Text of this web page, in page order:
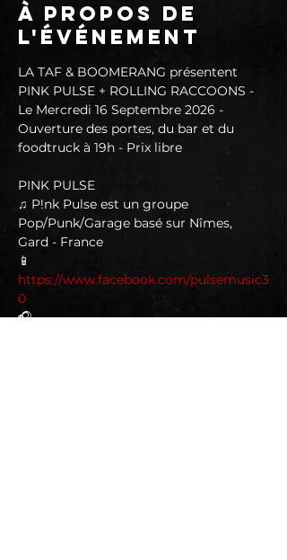
À propos de
l'événement
LA TAF & BOOMERANG présentent
PINK PULSE + ROLLING RACCOONS -
Le Mercredi 16 Septembre 2026 -
Ouverture des portes, du bar et du
foodtruck à 19h - Prix libre
PINK PULSE
♫ P!nk Pulse est un groupe
Pop/Punk/Garage basé sur Nîmes,
Gard - France
📱
https://www.facebook.com/pulsemusic3
0
🎧